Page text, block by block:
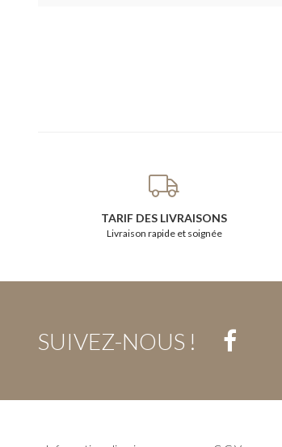
TARIF DES LIVRAISONS
Livraison rapide et soignée
SUIVEZ-NOUS !